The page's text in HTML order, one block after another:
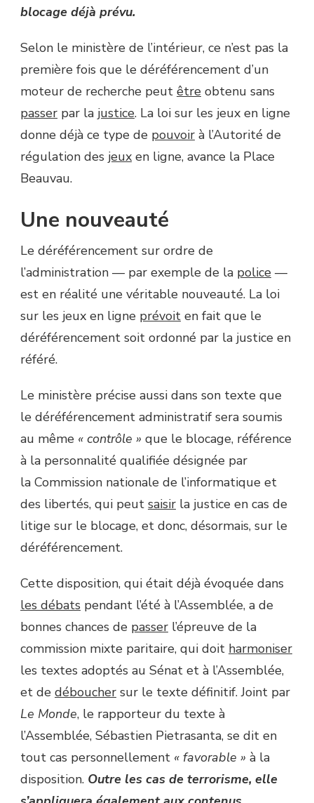
blocage déjà prévu.
Selon le ministère de l’intérieur, ce n’est pas la
première fois que le déréférencement d’un
moteur de recherche peut être obtenu sans
passer par la justice. La loi sur les jeux en ligne
donne déjà ce type de pouvoir à l’Autorité de
régulation des jeux en ligne, avance la Place
Beauvau.
Une nouveauté
Le déréférencement sur ordre de
l’administration — par exemple de la police —
est en réalité une véritable nouveauté. La loi
sur les jeux en ligne prévoit en fait que le
déréférencement soit ordonné par la justice en
référé.
Le ministère précise aussi dans son texte que
le déréférencement administratif sera soumis
au même « contrôle » que le blocage, référence
à la personnalité qualifiée désignée par
la Commission nationale de l’informatique et
des libertés, qui peut saisir la justice en cas de
litige sur le blocage, et donc, désormais, sur le
déréférencement.
Cette disposition, qui était déjà évoquée dans
les débats pendant l’été à l’Assemblée, a de
bonnes chances de passer l’épreuve de la
commission mixte paritaire, qui doit harmoniser
les textes adoptés au Sénat et à l’Assemblée,
et de déboucher sur le texte définitif. Joint par
Le Monde, le rapporteur du texte à
l’Assemblée, Sébastien Pietrasanta, se dit en
tout cas personnellement « favorable » à la
disposition. Outre les cas de terrorisme, elle